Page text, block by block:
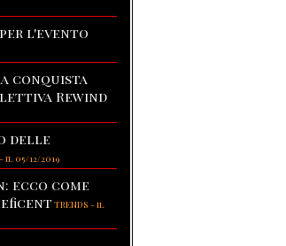
per l'evento
conquista
Rewind
delle
-il 05/12/2019
ecco come
TRENDS -il